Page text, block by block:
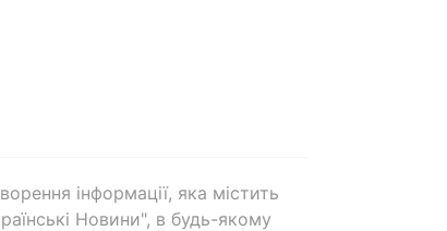
інформації, яка містить
Новини", в будь-якому